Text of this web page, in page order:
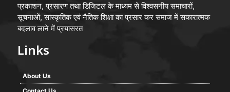
प्रकाशन, प्रसारण तथा डिजिटल के माध्यम से विश्वसनीय समाचारों,
सूचनाओं, सांस्कृतिक एवं नैतिक शिक्षा का प्रसार कर समाज में सकारात्मक
बदलाव लाने में प्रयासरत
Links
About Us